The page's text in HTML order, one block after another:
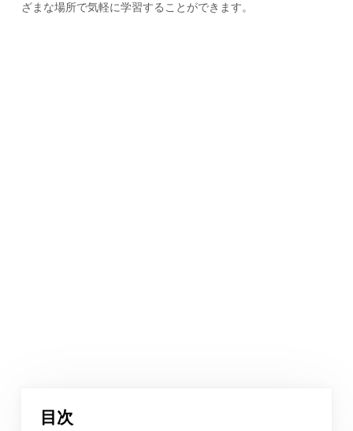
ざまな場所で気軽に学習することができます。
目次